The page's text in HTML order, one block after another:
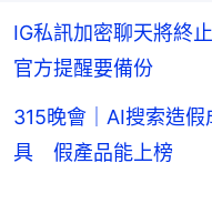
IG私訊加密聊天將
官方提醒要備份
315晚會｜AI搜索造
具 假產品能上榜